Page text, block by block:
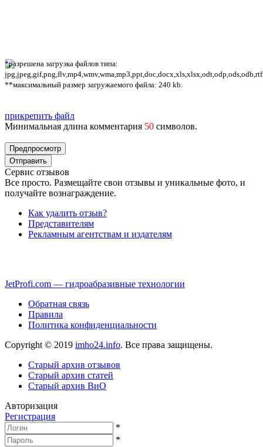
*разрешена загрузка файлов типа:
**максимальный размер загружаемого файла: 240 kb.
прикрепить файл
Минимальная длина комментария 50 символов.
Сервис отзывов
Все просто. Размещайте свои отзывы и уникальные фото, и
получайте вознаграждение.
Как удалить отзыв?
Представителям
Рекламным агентствам и издателям
JetProfi.com — гидроабразивные технологии
Обратная связь
Правила
Политика конфиденциальности
Copyright © 2019 imho24.info. Все права защищены.
Старый архив отзывов
Старый архив статей
Старый архив ВиО
Авторизация
Регистрация
*
*